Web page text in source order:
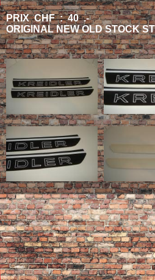
PRIX CHF : 40 .-
ORIGINAL NEW OLD STOCK